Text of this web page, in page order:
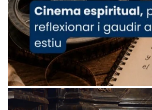
Arquebisbat de Barcelona
2 weeks ago
«Avui les santes Juliana i
ajuden a alçar la mirada»
Mons. Sergi Gordo, bisbe de
presidit aquest 27 de juliol la
Santes de Mataró.
🔗 tinyurl.com/cvu5jmbk